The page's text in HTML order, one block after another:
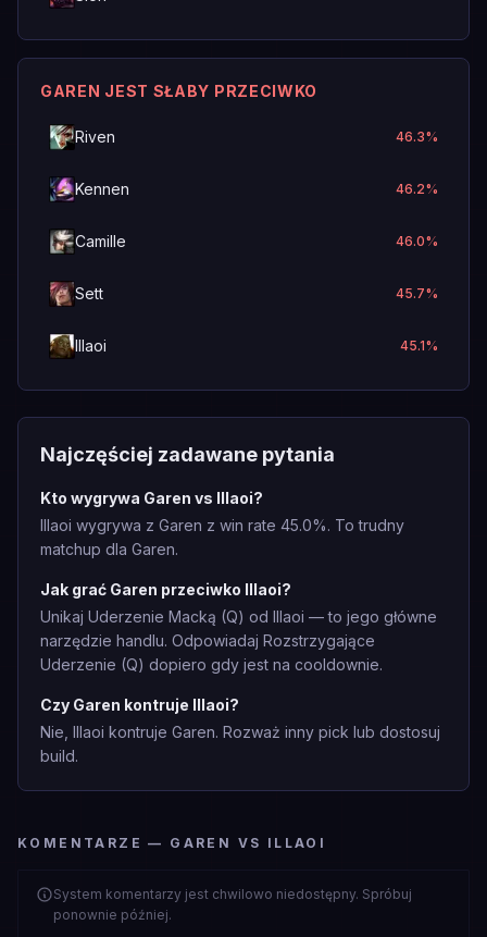
GAREN JEST SŁABY PRZECIWKO
Riven 46.3%
Kennen 46.2%
Camille 46.0%
Sett 45.7%
Illaoi 45.1%
Najczęściej zadawane pytania
Kto wygrywa Garen vs Illaoi?
Illaoi wygrywa z Garen z win rate 45.0%. To trudny
matchup dla Garen.
Jak grać Garen przeciwko Illaoi?
Unikaj Uderzenie Macką (Q) od Illaoi — to jego główne
narzędzie handlu. Odpowiadaj Rozstrzygające
Uderzenie (Q) dopiero gdy jest na cooldownie.
Czy Garen kontruje Illaoi?
Nie, Illaoi kontruje Garen. Rozważ inny pick lub dostosuj
build.
KOMENTARZE — GAREN VS ILLAOI
System komentarzy jest chwilowo niedostępny. Spróbuj
ponownie później.